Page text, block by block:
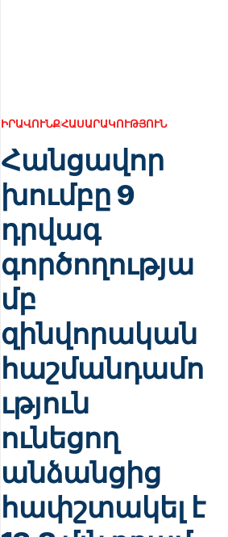
ԻՐԱՎՈՒՆՔՀԱՍԱՐԱԿՈՒԹՅՈՒՆ
Հանցավոր
խումբը 9
դրվագ
գործողությա
մբ
զինվորական
հաշմանդամո
ւթյուն
ունեցող
անձանցից
հափշտակել է